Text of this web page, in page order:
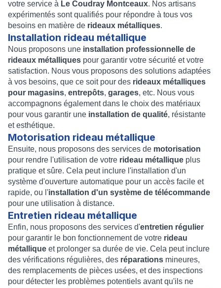
votre service à Le Coudray Montceaux. Nos artisans
expérimentés sont qualifiés pour répondre à tous vos
besoins en matière de rideaux métalliques.
Installation rideau métallique
Nous proposons une installation professionnelle de
rideaux métalliques pour garantir votre sécurité et votre
satisfaction. Nous vous proposons des solutions adaptées
à vos besoins, que ce soit pour des rideaux métalliques
pour magasins, entrepôts, garages, etc. Nous vous
accompagnons également dans le choix des matériaux
pour vous garantir une installation de qualité, résistante
et esthétique.
Motorisation rideau métallique
Ensuite, nous proposons des services de motorisation
pour rendre l'utilisation de votre rideau métallique plus
pratique et sûre. Cela peut inclure l'installation d'un
système d'ouverture automatique pour un accès facile et
rapide, ou l'installation d'un système de télécommande
pour une utilisation à distance.
Entretien rideau métallique
Enfin, nous proposons des services d'entretien régulier
pour garantir le bon fonctionnement de votre rideau
métallique et prolonger sa durée de vie. Cela peut inclure
des vérifications régulières, des réparations mineures,
des remplacements de pièces usées, et des inspections
pour détecter les problèmes potentiels avant qu'ils ne